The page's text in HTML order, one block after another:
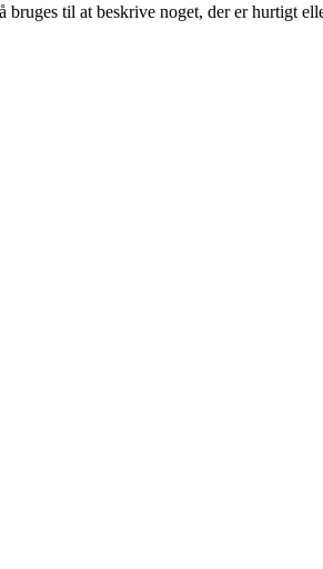
til at beskrive noget, der er hurtigt